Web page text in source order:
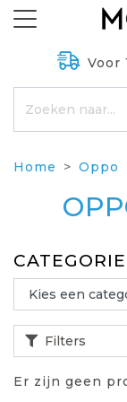
Voor
Home Oppo
Filters
Er zijn geen